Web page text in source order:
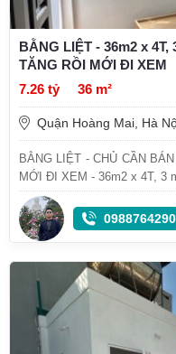
BẰNG LIỆT - 36m2 x
TĂNG RỒI MỚI ĐI XEM
7.26 tỷ
36 m²
Quận Hoàng Mai, Hà
BẰNG LIỆT - CHỦ CẦN
MỚI ĐI XEM - 36m2 x 4T, 3
0988764290